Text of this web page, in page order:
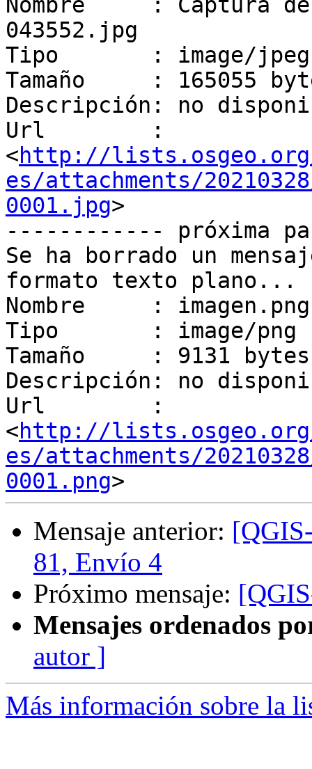
Nombre     : Captura
043552.jpg
Tipo       : image/jpeg
Tamaño     : 165055
Descripción: no
Url        :
<http://
es/attachments/
0001.jpg>
------------ próxima
Se ha borrado un
formato texto plano...
Nombre     : imagen.png
Tipo       : image/png
Tamaño     : 9131 bytes
Descripción: no
Url        :
<http://
es/attachments/
0001.png
Mensaje anterior:
81, Envío 4
Próximo mensaje:
Mensajes ordenados
autor ]
Más información sobre la